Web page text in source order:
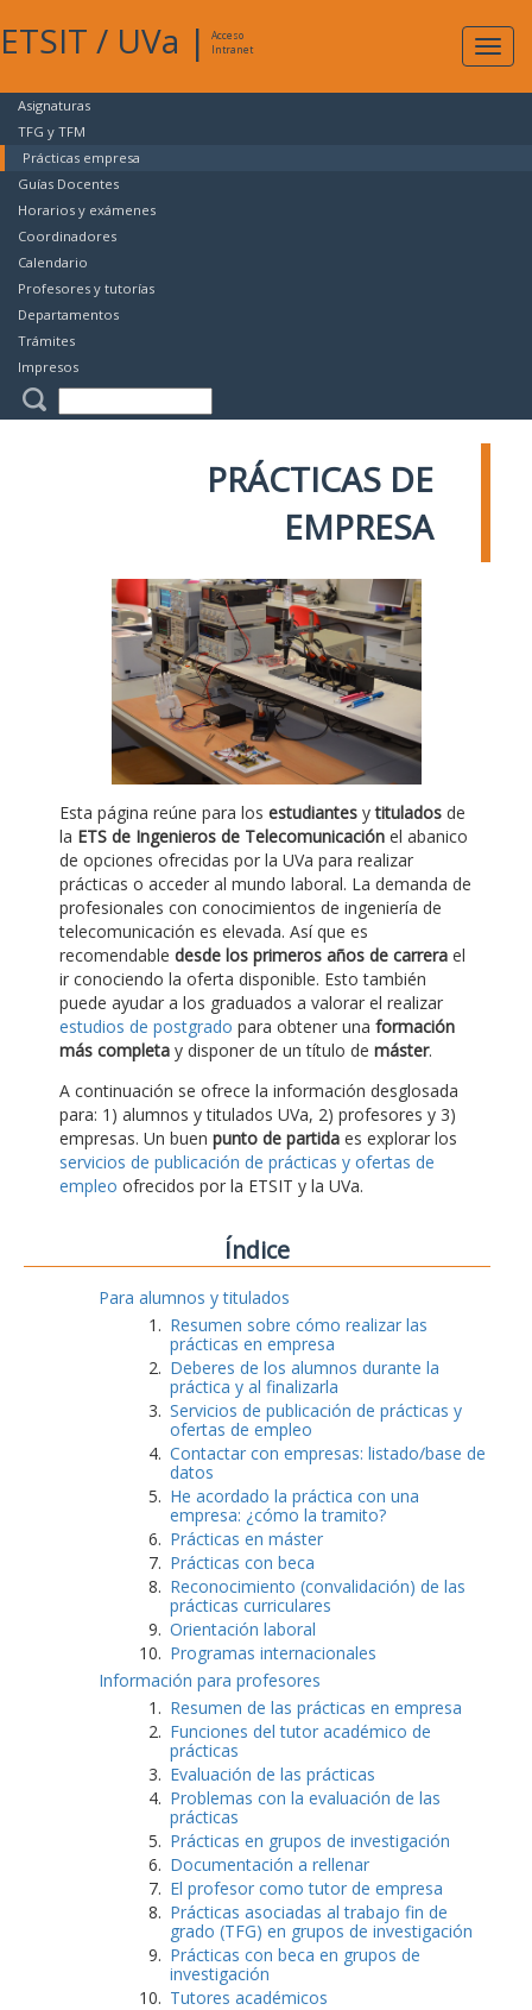
ETSIT / UVa |
Acceso
Intranet
Asignaturas
TFG y TFM
Prácticas empresa
Guías Docentes
Horarios y exámenes
Coordinadores
Calendario
Profesores y tutorías
Departamentos
Trámites
Impresos
PRÁCTICAS DE
EMPRESA
Esta página reúne para los estudiantes ytitulados de
la ETS de Ingenieros de Telecomunicación el abanico
de opciones ofrecidas por la UVa para realizar
prácticas o acceder al mundo laboral. La demanda de
profesionales con conocimientos de ingeniería de
telecomunicación es elevada. Así que es
recomendable desde los primeros años de carrera el
ir conociendo la oferta disponible. Esto también
puede ayudar a los graduados a valorar el realizar
estudios de postgrado para obtener una formación
más completa y disponer de un título de máster.
A continuación se ofrece la información desglosada
para: 1) alumnos y titulados UVa, 2) profesores y 3)
empresas. Un buen punto de partida es explorar los
servicios de publicación de prácticas y ofertas de
empleo ofrecidos por la ETSIT y la UVa.
Índice
Para alumnos y titulados
Resumen sobre cómo realizar las
prácticas en empresa
Deberes de los alumnos durante la
práctica y al finalizarla
Servicios de publicación de prácticas y
ofertas de empleo
Contactar con empresas: listado/base de
datos
He acordado la práctica con una
empresa: ¿cómo la tramito?
Prácticas en máster
Prácticas con beca
Reconocimiento (convalidación) de las
prácticas curriculares
Orientación laboral
Programas internacionales
Información para profesores
Resumen de las prácticas en empresa
Funciones del tutor académico de
prácticas
Evaluación de las prácticas
Problemas con la evaluación de las
prácticas
Prácticas en grupos de investigación
Documentación a rellenar
El profesor como tutor de empresa
Prácticas asociadas al trabajo fin de
grado (TFG) en grupos de investigación
Prácticas con beca en grupos de
investigación
Tutores académicos